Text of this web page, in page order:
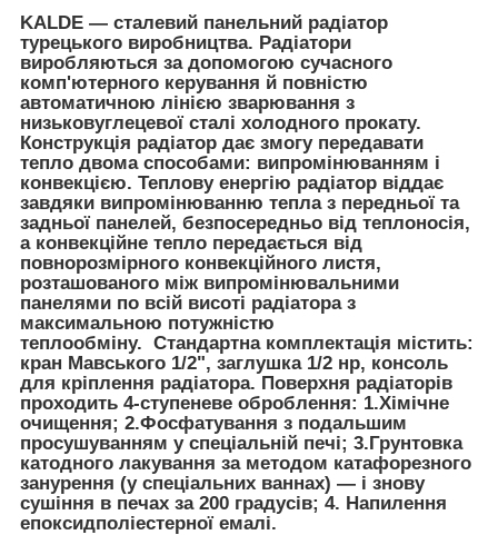
KALDE — сталевий панельний радіатор
турецького виробництва. Радіатори
виробляються за допомогою сучасного
комп'ютерного керування й повністю
автоматичною лінією зварювання з
низьковуглецевої сталі холодного прокату.
Конструкція радіатор дає змогу передавати
тепло двома способами: випромінюванням і
конвекцією. Теплову енергію радіатор віддає
завдяки випромінюванню тепла з передньої та
задньої панелей, безпосередньо від теплоносія,
а конвекційне тепло передається від
повнорозмірного конвекційного листя,
розташованого між випромінювальними
панелями по всій висоті радіатора з
максимальною потужністю
теплообміну. Стандартна комплектація містить:
кран Мавського 1/2", заглушка 1/2 нр, консоль
для кріплення радіатора. Поверхня радіаторів
проходить 4-ступеневе оброблення: 1.Хімічне
очищення; 2.Фосфатування з подальшим
просушуванням у спеціальній печі; 3.Грунтовка
катодного лакування за методом катафорезного
занурення (у спеціальних ваннах) — і знову
сушіння в печах за 200 градусів; 4. Напилення
епоксидполіестерної емалі.